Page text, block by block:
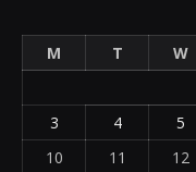
M
T W
3
4 5
10
11 12